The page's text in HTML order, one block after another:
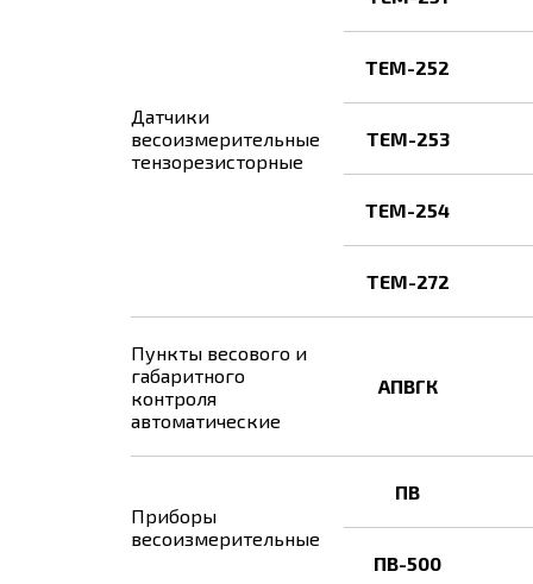
Датчики
весоизмерительные
тензорезисторные
ТЕМ-252
ТЕМ-253
ТЕМ-254
ТЕМ-272
Пункты весового и
габаритного
контроля
автоматические
АПВГК
Приборы
весоизмерительные
ПВ
ПВ-500